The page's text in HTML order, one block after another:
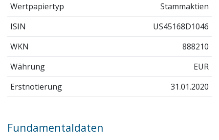
Wertpapiertyp
Stammaktien
ISIN
US45168D1046
WKN
888210
Währung
EUR
Erstnotierung
31.01.2020
Fundamentaldaten